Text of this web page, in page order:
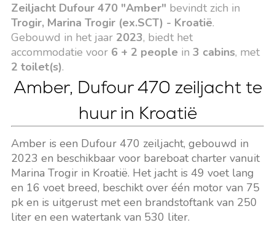
Zeiljacht Dufour 470 "Amber" bevindt zich in
Trogir, Marina Trogir (ex.SCT) - Kroatië.
Gebouwd in het jaar 2023, biedt het
accommodatie voor 6 + 2 people in 3 cabins, met
2 toilet(s).
Amber, Dufour 470 zeiljacht te
huur in Kroatië
Amber is een Dufour 470 zeiljacht, gebouwd in
2023 en beschikbaar voor bareboat charter vanuit
Marina Trogir in Kroatië. Het jacht is 49 voet lang
en 16 voet breed, beschikt over één motor van 75
pk en is uitgerust met een brandstoftank van 250
liter en een watertank van 530 liter.